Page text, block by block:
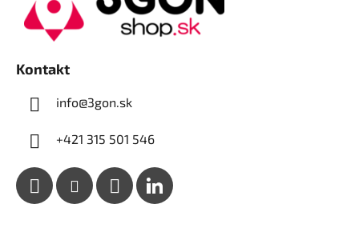
Kontakt
info@3gon.sk
+421 315 501 546